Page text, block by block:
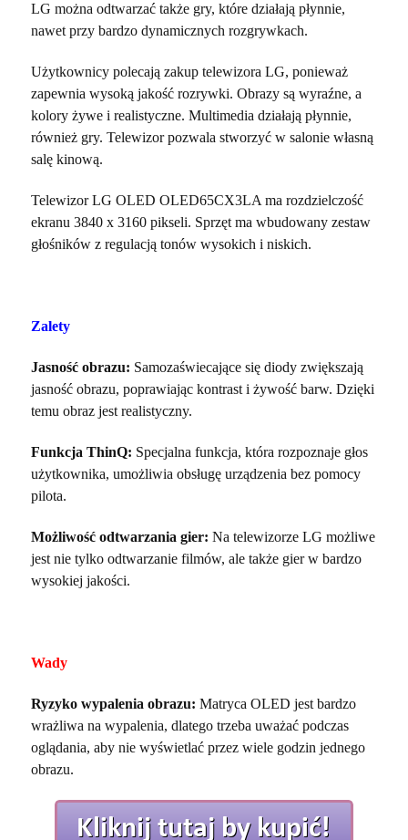
LG można odtwarzać także gry, które działają płynnie,
nawet przy bardzo dynamicznych rozgrywkach.
Użytkownicy polecają zakup telewizora LG, ponieważ
zapewnia wysoką jakość rozrywki. Obrazy są wyraźne, a
kolory żywe i realistyczne. Multimedia działają płynnie,
również gry. Telewizor pozwala stworzyć w salonie własną
salę kinową.
Telewizor LG OLED OLED65CX3LA ma rozdzielczość
ekranu 3840 x 3160 pikseli. Sprzęt ma wbudowany zestaw
głośników z regulacją tonów wysokich i niskich.
Zalety
Jasność obrazu: Samozaświecające się diody zwiększają
jasność obrazu, poprawiając kontrast i żywość barw. Dzięki
temu obraz jest realistyczny.
Funkcja ThinQ: Specjalna funkcja, która rozpoznaje głos
użytkownika, umożliwia obsługę urządzenia bez pomocy
pilota.
Możliwość odtwarzania gier: Na telewizorze LG możliwe
jest nie tylko odtwarzanie filmów, ale także gier w bardzo
wysokiej jakości.
Wady
Ryzyko wypalenia obrazu: Matryca OLED jest bardzo
wrażliwa na wypalenia, dlatego trzeba uważać podczas
oglądania, aby nie wyświetlać przez wiele godzin jednego
obrazu.